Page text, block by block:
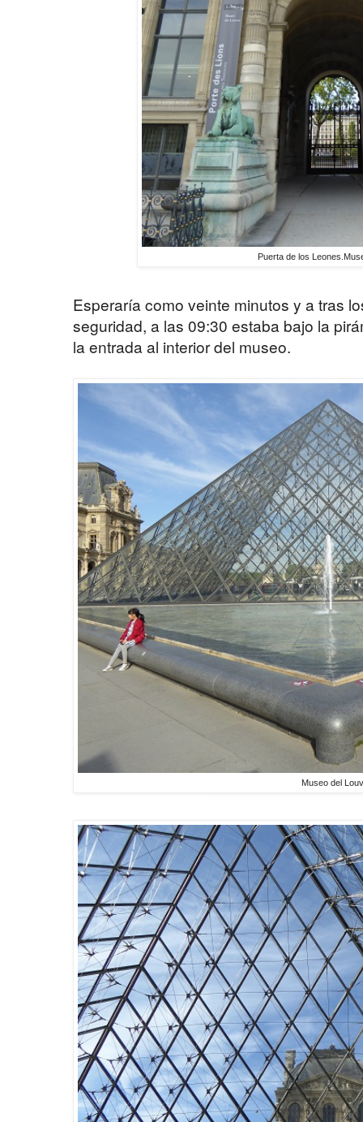
Puerta de los
Esperaría como veinte minutos y a tras
seguridad, a las 09:30 estaba bajo la
la entrada al interior del museo.
Museo del